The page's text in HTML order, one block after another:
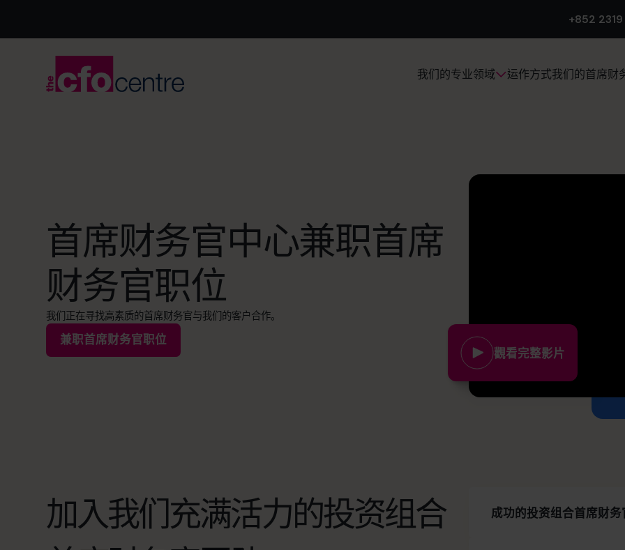
+852
我们的专业领域 运作方式我们的首席财
首席财务官中心兼职首席
财务官职位
我们正在寻找高素质的首席财务官与我们的客户合作。
兼职首席财务官职位
觀看完整影片
加入我们充满活力的投资组合
成功的投资组合首席财